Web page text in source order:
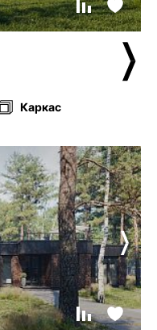
Каркас